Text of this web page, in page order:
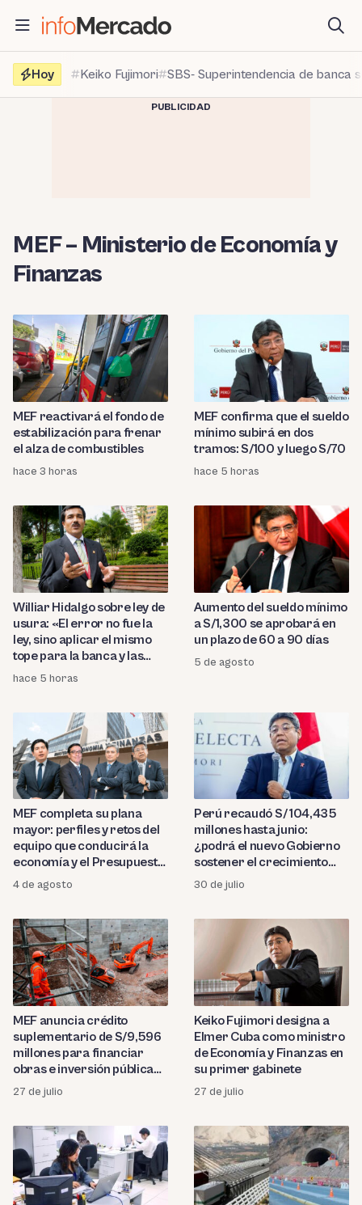
contenido
Hoy
Keiko Fujimori SBS- Superintendencia de banca
PUBLICIDAD
MEF – Ministerio de Economía y
Finanzas
MEF reactivará el fondo de
estabilización para frenar
el alza de combustibles
hace 3 horas
MEF confirma que el sueldo
mínimo subirá en dos
tramos: S/100 y luego S/70
hace 5 horas
Williar Hidalgo sobre ley de
usura: «El error no fue la
ley, sino aplicar el mismo
tope para la banca y las
microfinancieras»
hace 5 horas
Aumento del sueldo mínimo
a S/1,300 se aprobará en
un plazo de 60 a 90 días
5 de agosto
MEF completa su plana
mayor: perfiles y retos del
equipo que conducirá la
economía y el Presupuesto
2027
4 de agosto
Perú recaudó S/ 104,435
millones hasta junio:
¿podrá el nuevo Gobierno
sostener el crecimiento
tributario?
30 de julio
MEF anuncia crédito
suplementario de S/9,596
millones para financiar
obras e inversión pública
en 2026
27 de julio
Keiko Fujimori designa a
Elmer Cuba como ministro
de Economía y Finanzas en
su primer gabinete
27 de julio